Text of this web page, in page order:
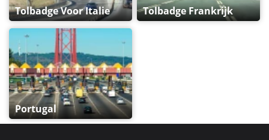
Tolbadge Voor Italie Tolbadge Frankrijk
Portugal